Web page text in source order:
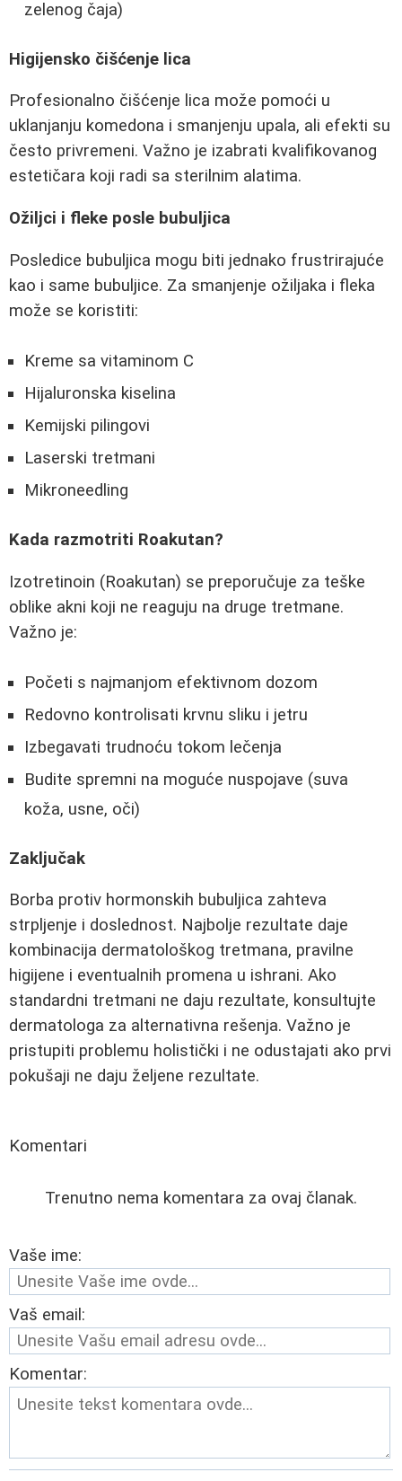
zelenog čaja)
Higijensko čišćenje lica
Profesionalno čišćenje lica može pomoći u
uklanjanju komedona i smanjenju upala, ali efekti su
često privremeni. Važno je izabrati kvalifikovanog
estetičara koji radi sa sterilnim alatima.
Ožiljci i fleke posle bubuljica
Posledice bubuljica mogu biti jednako frustrirajuće
kao i same bubuljice. Za smanjenje ožiljaka i fleka
može se koristiti:
Kreme sa vitaminom C
Hijaluronska kiselina
Kemijski pilingovi
Laserski tretmani
Mikroneedling
Kada razmotriti Roakutan?
Izotretinoin (Roakutan) se preporučuje za teške
oblike akni koji ne reaguju na druge tretmane.
Važno je:
Početi s najmanjom efektivnom dozom
Redovno kontrolisati krvnu sliku i jetru
Izbegavati trudnoću tokom lečenja
Budite spremni na moguće nuspojave (suva
koža, usne, oči)
Zaključak
Borba protiv hormonskih bubuljica zahteva
strpljenje i doslednost. Najbolje rezultate daje
kombinacija dermatološkog tretmana, pravilne
higijene i eventualnih promena u ishrani. Ako
standardni tretmani ne daju rezultate, konsultujte
dermatologa za alternativna rešenja. Važno je
pristupiti problemu holistički i ne odustajati ako prvi
pokušaji ne daju željene rezultate.
Komentari
Trenutno nema komentara za ovaj članak.
Vaše ime:
Vaš email:
Komentar: